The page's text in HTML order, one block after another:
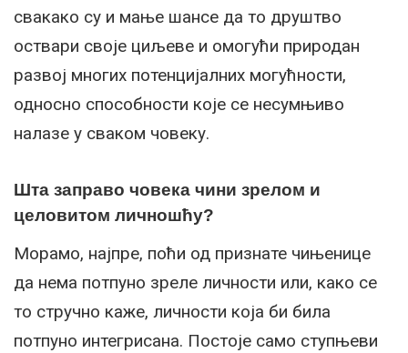
свакако су и мање шансе да то друштво
оствари своје циљеве и омогући природан
развој многих потенцијалних могућности,
односно способности које се несумњиво
налазе у сваком човеку.
Шта заправо човека чини зрелом и
целовитом личношћу?
Морамо, најпре, поћи од признате чињенице
да нема потпуно зреле личности или, како се
то стручно каже, личности која би била
потпуно интегрисана. Постоје само ступњеви